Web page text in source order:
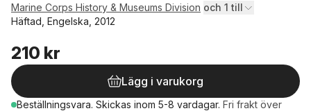
Marine Corps History & Museums Division och 1 till
Häftad, Engelska, 2012
210 kr
Lägg i varukorg
Beställningsvara. Skickas inom 5-8 vardagar. Fri frakt över